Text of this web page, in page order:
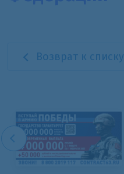
Возврат к списку